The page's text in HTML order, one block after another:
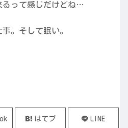
るって感じだけどね…
。そして眠い。
はてブ LINE